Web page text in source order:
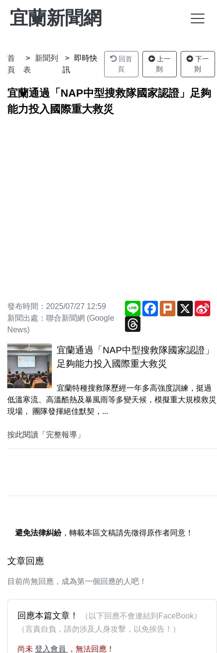
宜蘭新聞網
首
頁
新聞列
表
即時快
訊
回首
頁
上一
則
下一
則
宜蘭通過「NAP中型搜救隊國家認證」足夠
能力投入國際重大救災
發布時間：2025/07/27 12:59
新聞出處：聯合新聞網 (Google
News)
Line Facebook
PlurkX
Threads
宜蘭通過「NAP中型搜救隊國家認證」
足夠能力投入國際重大救災
宜蘭特種搜救隊歷經一年多高強度訓練，挺過
低溫寒流、高溫酷熱及暴風雨等多變天候，模擬重大規模救災
現場， 團隊發揮絕佳默契，...
按此閱讀「完整報導」
避免法律糾紛，轉載本區文稿請先徵得原作者同意！
文章回應
目前尚無回應，成為第一個回應的人吧！
回應本篇文章！
（以下回應不會連結到FaceBook）
（言責自負，請勿涉及人身攻擊，以免挨告！）
尚未 登入會員 ，無法回應！